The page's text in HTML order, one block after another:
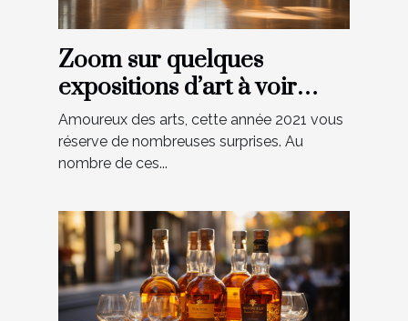
Zoom sur quelques
expositions d’art à voir
absolument en 2021 à Paris
Amoureux des arts, cette année 2021 vous
réserve de nombreuses surprises. Au
nombre de ces...